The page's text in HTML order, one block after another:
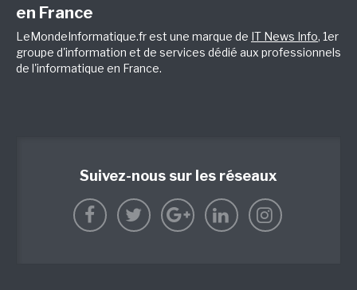
en France
LeMondeInformatique.fr est une marque de IT News Info, 1er
groupe d'information et de services dédié aux professionnels
de l'informatique en France.
Suivez-nous sur les réseaux